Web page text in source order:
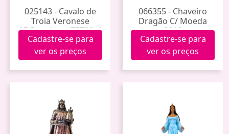
025143 - Cavalo de
Troia Veronese
27,5cm Apwu75720v4
Cadastre-se para
ver os preços
066355 - Chaveiro
Dragão C/ Moeda
8018
Cadastre-se para
ver os preços